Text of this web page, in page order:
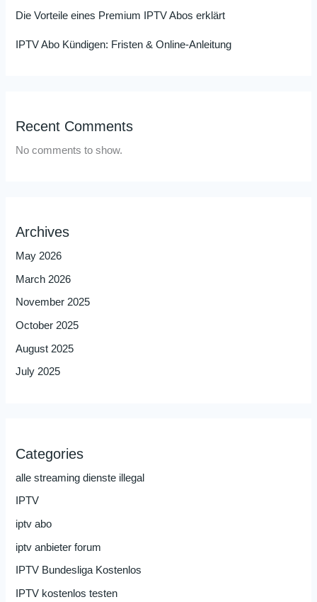
Die Vorteile eines Premium IPTV Abos erklärt
IPTV Abo Kündigen: Fristen & Online-Anleitung
Recent Comments
No comments to show.
Archives
May 2026
March 2026
November 2025
October 2025
August 2025
July 2025
Categories
alle streaming dienste illegal
IPTV
iptv abo
iptv anbieter forum
IPTV Bundesliga Kostenlos
IPTV kostenlos testen